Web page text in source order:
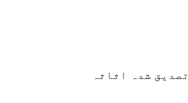
تصدیق شدہ اثاثہ